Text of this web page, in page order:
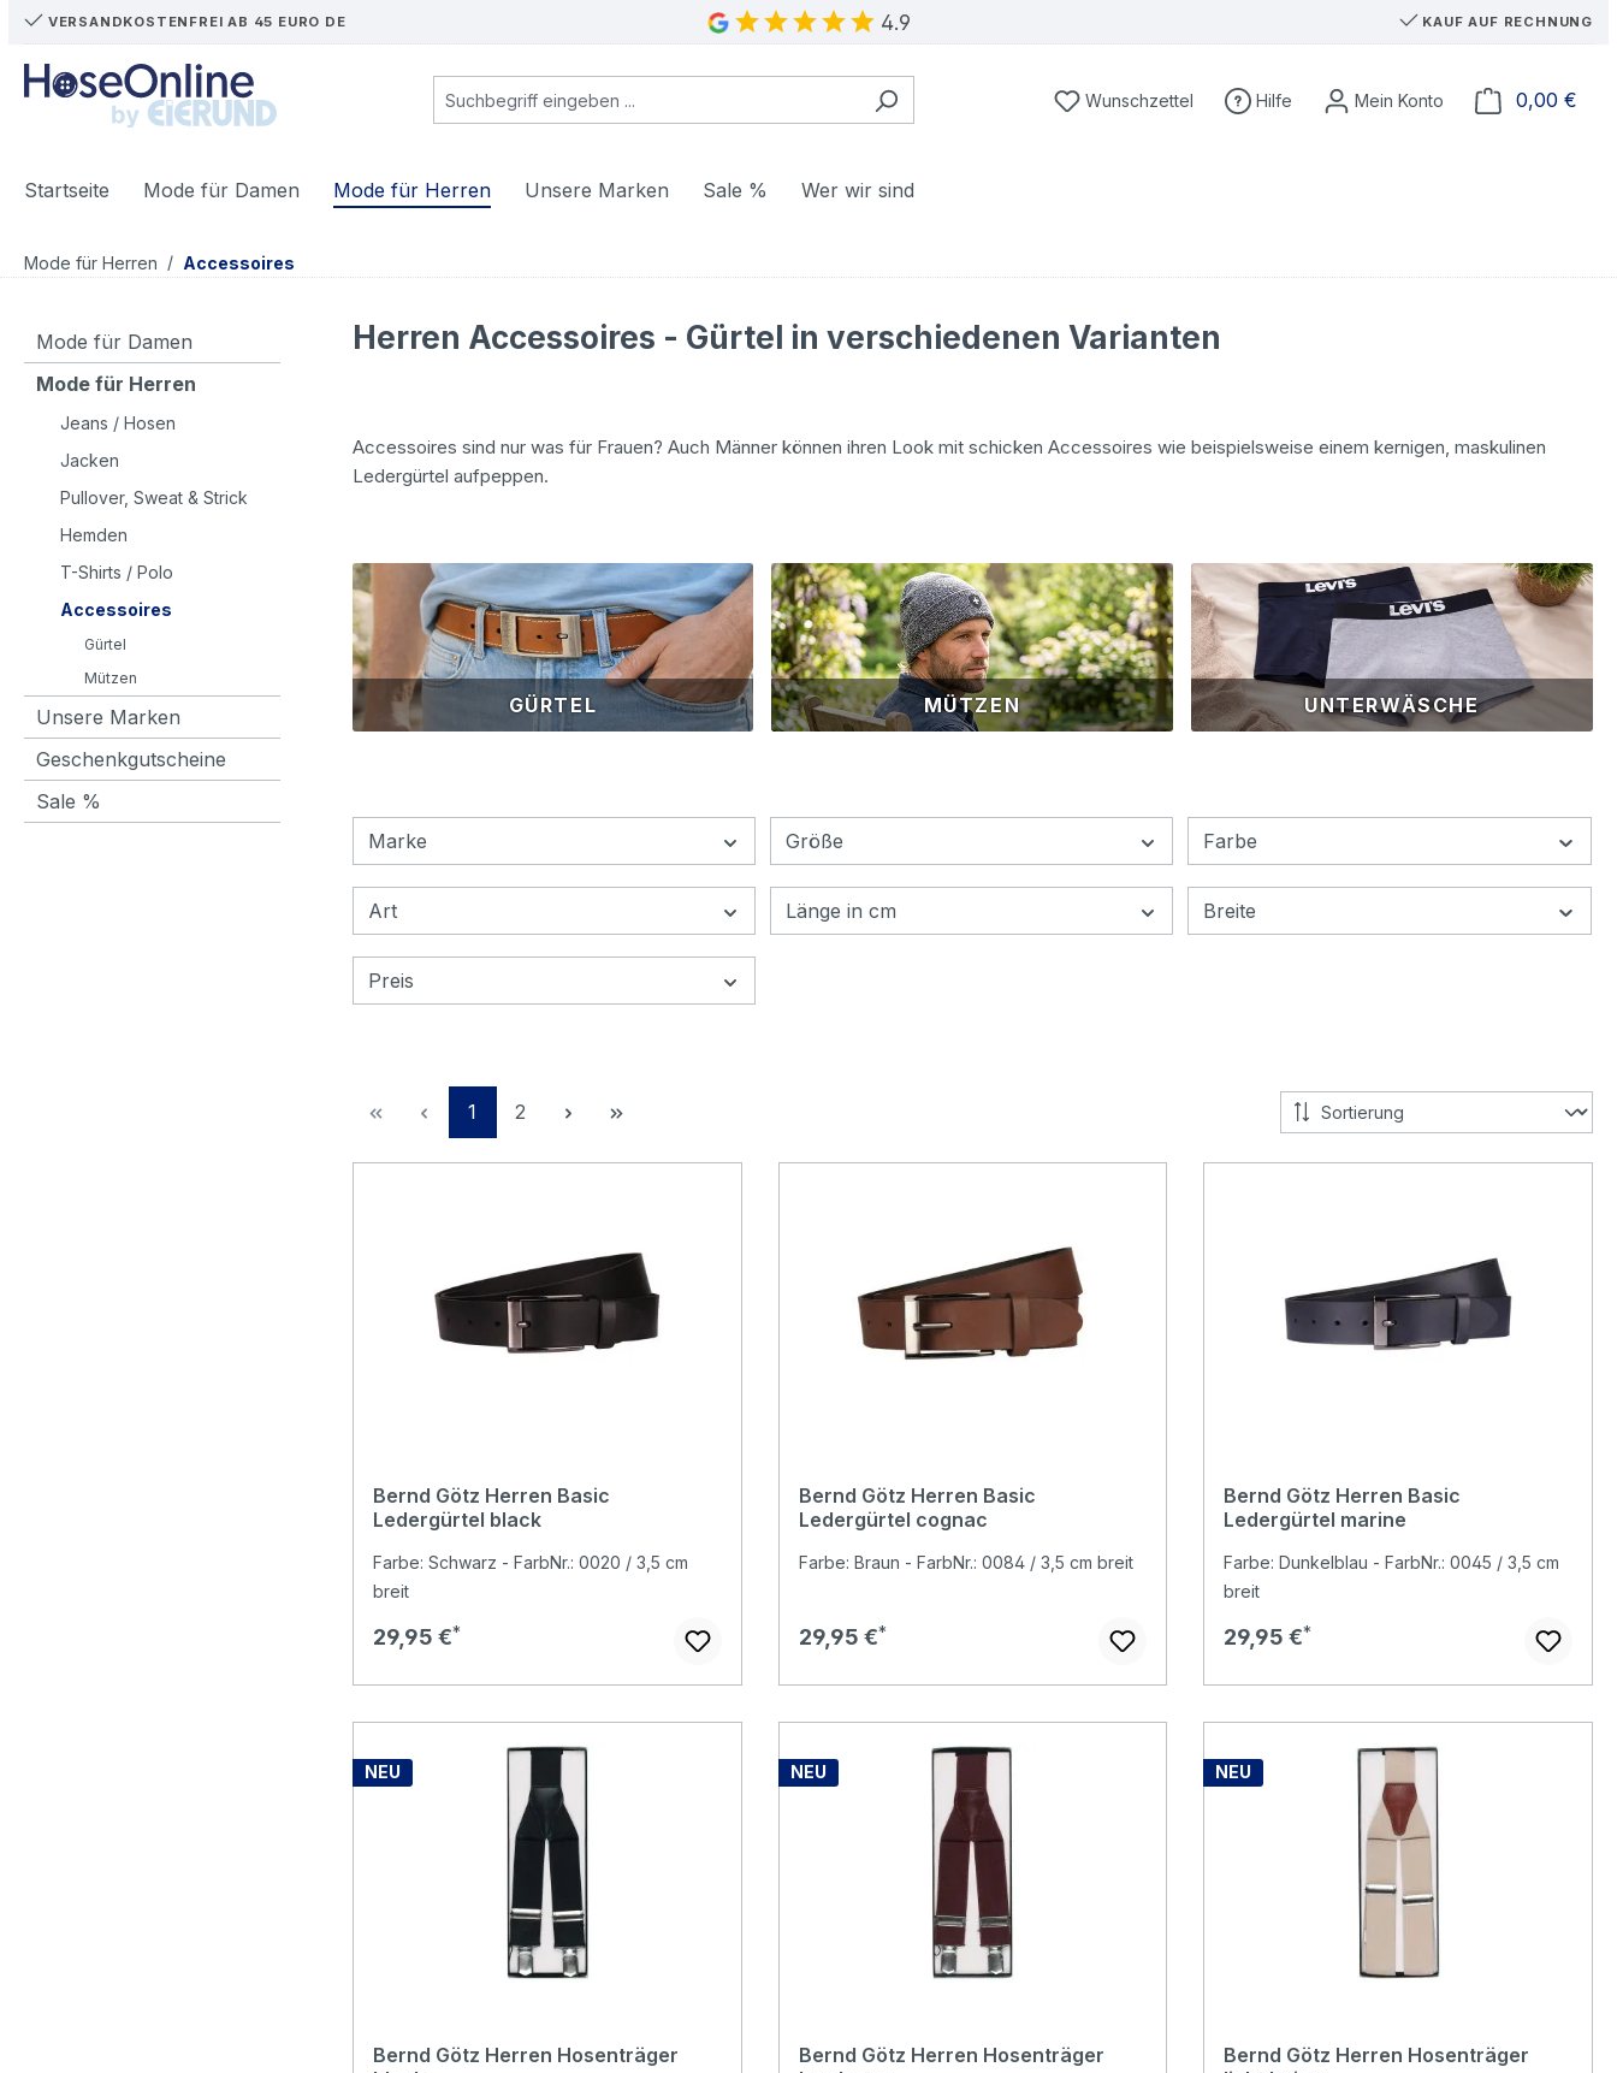
Hauptinhalt springen
Zur Suche springen
Zur Hauptnavigation springen
VERSANDKOSTENFREI AB 45 EURO DE 4.9 KAUF AUF RECHNUNG
Du hast 0 Produkte auf dem Merkzettel
Wunschzettel Hilfe 0,00 €
Startseite Mode für Damen Mode für Herren Unsere Marken Sale % Wer wir sind
Mode für Herren / Accessoires
Mode für Damen
Mode für Herren
Jeans / Hosen
Jacken
Pullover, Sweat & Strick
Hemden
T-Shirts / Polo
Accessoires
Gürtel
Mützen
Unsere Marken
Geschenkgutscheine
Sale %
Herren Accessoires - Gürtel in verschiedenen Varianten
Accessoires sind nur was für Frauen? Auch Männer können ihren Look mit schicken Accessoires wie beispielsweise einem kernigen, maskulinen
Ledergürtel aufpeppen.
GÜRTEL MÜTZEN UNTERWÄSCHE
Marke Größe Farbe
Art Länge in cm Breite
Preis
Seite
1 Seite
2
Bernd Götz Herren Basic
Ledergürtel black
Farbe: Schwarz - FarbNr.: 0020 / 3,5 cm
breit
Regulärer Preis:
29,95 €
Bernd Götz Herren Basic
Ledergürtel cognac
Farbe: Braun - FarbNr.: 0084 / 3,5 cm breit
Regulärer Preis:
29,95 €
Bernd Götz Herren Basic
Ledergürtel marine
Farbe: Dunkelblau - FarbNr.: 0045 / 3,5 cm
breit
Regulärer Preis:
29,95 €
NEU
Bernd Götz Herren Hosenträger
NEU
Bernd Götz Herren Hosenträger
NEU
Bernd Götz Herren Hosenträger